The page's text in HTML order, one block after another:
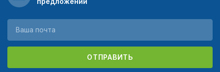
ОТПРАВИТЬ